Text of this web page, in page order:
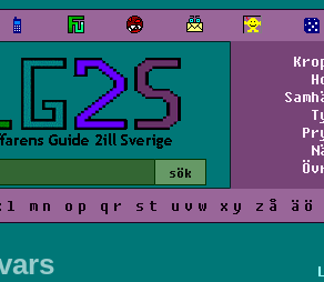
l m n o p q r s t u v w x y z å ä ö